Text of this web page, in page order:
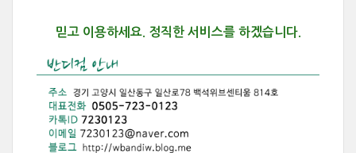
믿고 이용하세요. 정직한 서비스를 하겠습니다.